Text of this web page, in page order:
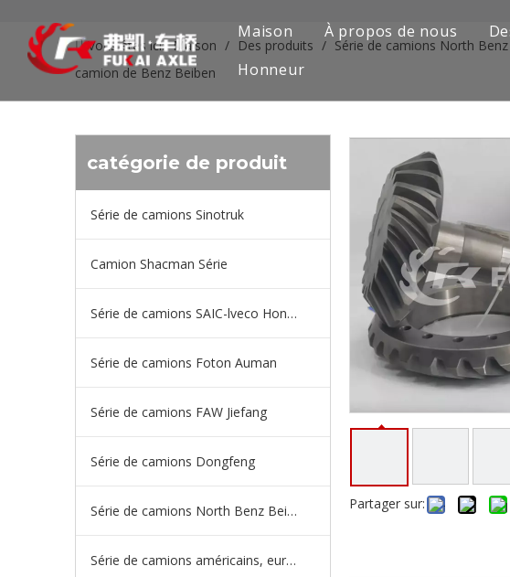
Maison À propos de nous
Honneur
Vous êtes ici: Maison / Des produits / Série de camions North
camion de Benz Beiben
catégorie de produit
Série de camions Sinotruk
Camion Shacman Série
Série de camions SAIC-lveco Hongyan
Série de camions Foton Auman
Série de camions FAW Jiefang
Série de camions Dongfeng
Série de camions North Benz Beiben
Série de camions américains, européens et japonais
Partager sur: